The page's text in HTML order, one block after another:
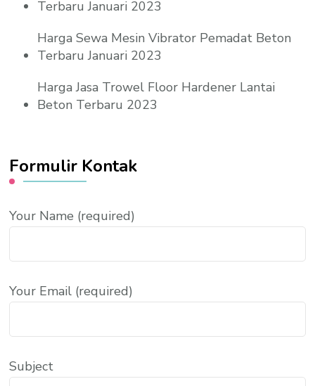
Terbaru Januari 2023
Harga Sewa Mesin Vibrator Pemadat Beton
Terbaru Januari 2023
Harga Jasa Trowel Floor Hardener Lantai
Beton Terbaru 2023
Formulir Kontak
Your Name (required)
Your Email (required)
Subject